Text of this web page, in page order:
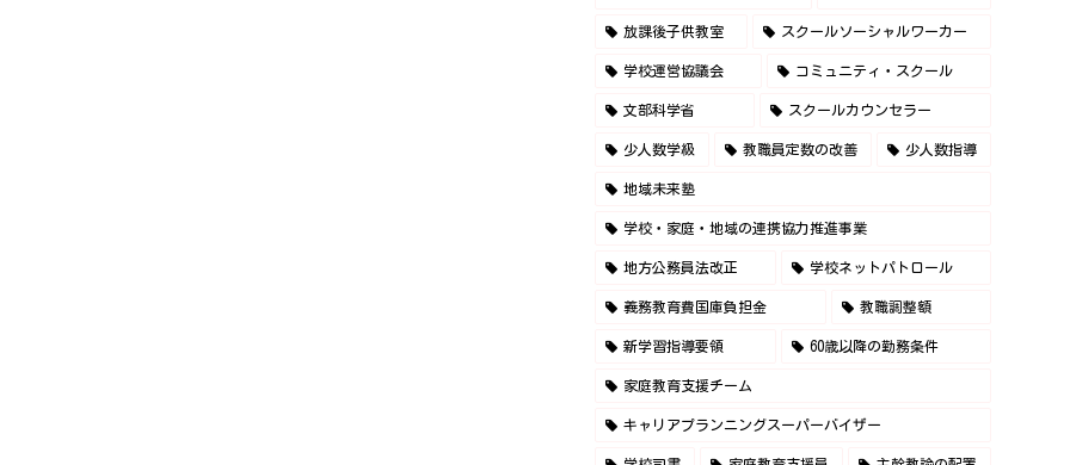
放課後子供教室 スクールソーシャルワーカー
学校運営協議会 コミュニティ・スクール
文部科学省 スクールカウンセラー
少人数学級 教職員定数の改善 少人数指導
地域未来塾
学校・家庭・地域の連携協力推進事業
地方公務員法改正 学校ネットパトロール
義務教育費国庫負担金 教職調整額
新学習指導要領 60歳以降の勤務条件
家庭教育支援チーム
キャリアプランニングスーパーバイザー